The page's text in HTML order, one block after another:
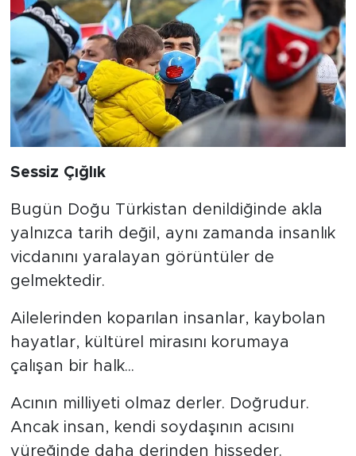
Sessiz Çığlık
Bugün Doğu Türkistan denildiğinde akla
yalnızca tarih değil, aynı zamanda insanlık
vicdanını yaralayan görüntüler de
gelmektedir.
Ailelerinden koparılan insanlar, kaybolan
hayatlar, kültürel mirasını korumaya
çalışan bir halk...
Acının milliyeti olmaz derler. Doğrudur.
Ancak insan, kendi soydaşının acısını
yüreğinde daha derinden hisseder.